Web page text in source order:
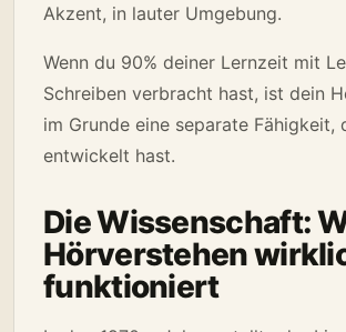
Akzent, in lauter Umgebung.
Wenn du 90% deiner Lernzeit mit
Schreiben verbracht hast, ist dein
im Grunde eine separate Fähigkeit,
entwickelt hast.
Die Wissenschaft:
Hörverstehen
funktioniert